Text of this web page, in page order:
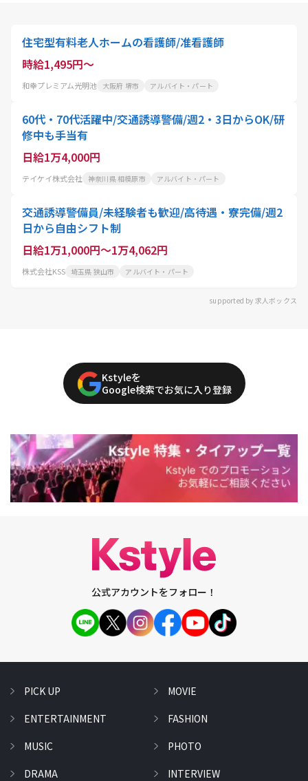
住宅型有料老人ホームの看護師/准看護師
時給1,495円～
和幸プレミアム光明池 大阪府 堺市 アルバイト・パート
60代・70代活躍中/交通誘導警備/週2・3日からOK/研
修中も手当有
日給1万4,000円
テイケイ株式会社 神奈川県 相模原市 アルバイト・パート
交通誘導警備員/未経験者も歓迎/高待遇・寮完備/週2
日から自由シフト制
日給1万1,000円～1万4,062円
株式会社KSS 埼玉県 狭山市 アルバイト・パート
supported by 求人ボックス
Kstyleを
Google検索でお気に入り登録
公式アカウントをフォロー！
PICK UP
ENTERTAINMENT
MUSIC
DRAMA
MOVIE
FASHION
PHOTO
INTERVIEW